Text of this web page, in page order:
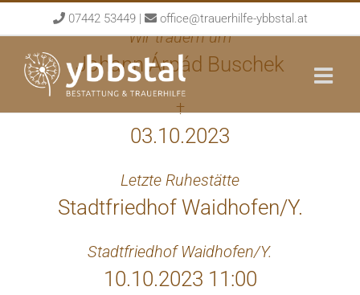
to
content
07442 53449| office@trauerhilfe-ybbstal.at
Wir trauern um
Johann Árpád Buschek
†
03.10.2023
Letzte Ruhestätte
Stadtfriedhof Waidhofen/Y.
Stadtfriedhof Waidhofen/Y.
10.10.2023 11:00